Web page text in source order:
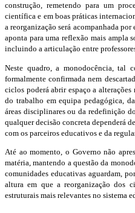
construção, remetendo para um
científica e em boas práticas
a reorganização será acompanhada
aponta para uma reflexão mais ampla
incluindo a articulação entre
Neste quadro, a monodocência, tal
formalmente confirmada nem
ciclos poderá abrir espaço a
do trabalho em equipa pedagógica,
áreas disciplinares ou da redefinição
qualquer decisão concreta dependerá
com os parceiros educativos e da
Até ao momento, o Governo não
matéria, mantendo a questão da
comunidades educativas aguardam,
altura em que a reorganização dos
estruturais mais relevantes no sistema